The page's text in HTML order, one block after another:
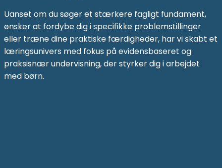
Uanset om du søger et stærkere fagligt fundament,
ønsker at fordybe dig i specifikke problemstillinger
eller træne dine praktiske færdigheder, har vi skabt et
læringsunivers med fokus på evidensbaseret og
praksisnær undervisning, der styrker dig i arbejdet
med børn.